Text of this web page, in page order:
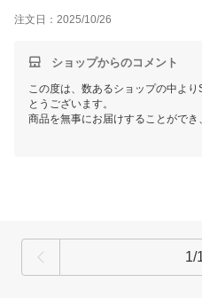
注文日：2025/10/26
ショップからのコメント
この度は、数あるショップの中よ
とうございます。
商品を無事にお届けすることができ
また、お忙しい中レビューをご記
またのご来店をスタッフ一同心よ
1/